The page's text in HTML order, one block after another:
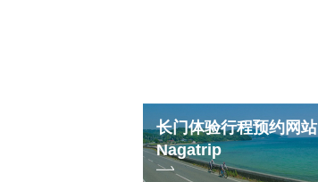
长门体验行程预约网站
Nagatrip